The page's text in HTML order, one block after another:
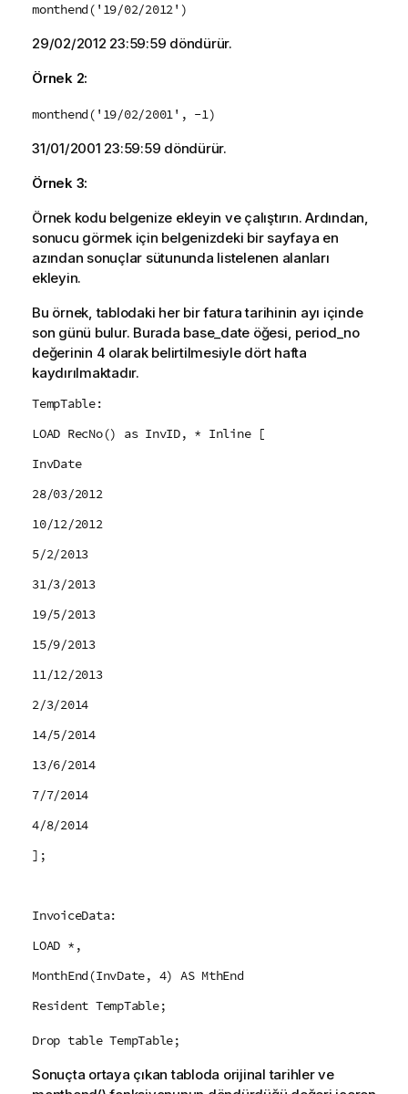
monthend('19/02/2012')
29/02/2012 23:59:59 döndürür.
Örnek 2:
monthend('19/02/2001', -1)
31/01/2001 23:59:59 döndürür.
Örnek 3:
Örnek kodu belgenize ekleyin ve çalıştırın. Ardından,
sonucu görmek için belgenizdeki bir sayfaya en
azından sonuçlar sütununda listelenen alanları
ekleyin.
Bu örnek, tablodaki her bir fatura tarihinin ayı içinde
son günü bulur. Burada base_date öğesi, period_no
değerinin 4 olarak belirtilmesiyle dört hafta
kaydırılmaktadır.
TempTable:
LOAD RecNo() as InvID, * Inline [
InvDate
28/03/2012
10/12/2012
5/2/2013
31/3/2013
19/5/2013
15/9/2013
11/12/2013
2/3/2014
14/5/2014
13/6/2014
7/7/2014
4/8/2014
];
InvoiceData:
LOAD *,
MonthEnd(InvDate, 4) AS MthEnd
Resident TempTable;
Drop table TempTable;
Sonuçta ortaya çıkan tabloda orijinal tarihler ve